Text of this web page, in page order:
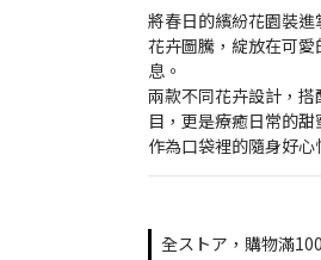
將春日的繽紛花園裝
花卉圖騰，綻放在可
息。
兩款不同花卉設計，
目，更是療癒日常的
作為口袋裡的隨身好心
全ストア，購物滿